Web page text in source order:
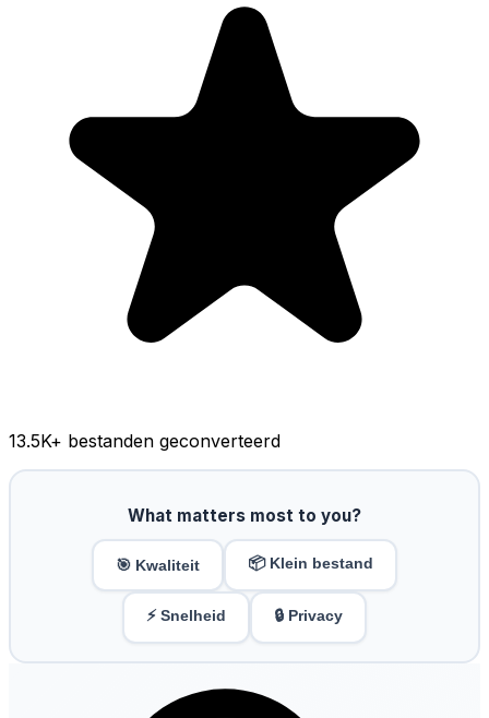
13.5K+ bestanden geconverteerd
What matters most to you?
🎯 Kwaliteit 📦 Klein bestand
⚡ Snelheid 🔒 Privacy